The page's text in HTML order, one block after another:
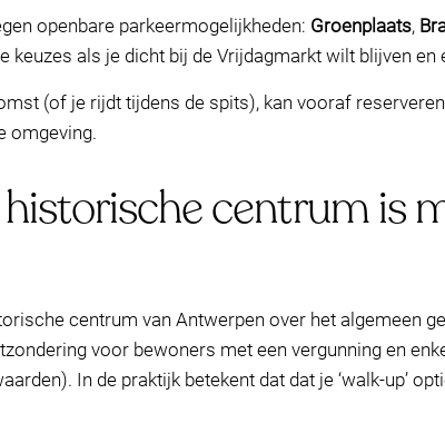
openbare parkeermogelijkheden: Groenplaats,
keuzes als je dicht bij de Vrijdagmarkt wilt blijven
(of je rijdt tijdens de spits), kan vooraf
omgeving.
centrum is
centrum van Antwerpen over het algemeen
voor bewoners met een vergunning en
In de praktijk betekent dat dat je ‘walk-up’